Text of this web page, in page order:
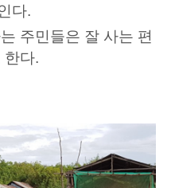
다.
주민들은 잘 사는 편
한다.